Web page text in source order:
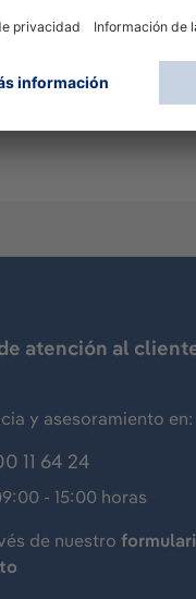
tag and 1x o-
atención al
y asesoramiento en:
11 64 24
- 15:00 horas
de nuestro